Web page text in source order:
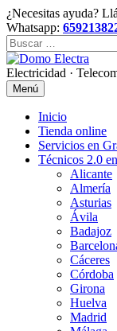
Skip
to
content
¿Necesitas ayuda?
Whatsapp:
Buscar:
Electricidad ·
Menú
Inicio
Tienda online
Servicios en
Técnicos 2.0
Alicante
Almería
Asturias
Ávila
Badajoz
Cáceres
Córdoba
Girona
Huelva
Madrid